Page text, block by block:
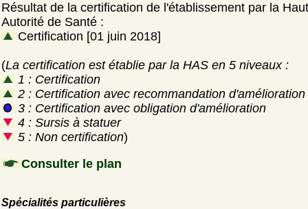
Résultat de la certification de l'établissement par la
Autorité de Santé :
Certification [01 juin 2018]
(La certification est établie par la HAS en 5 niveaux :
1 : Certification
2 : Certification avec recommandation d'amélioration
3 : Certification avec obligation d'amélioration
4 : Sursis à statuer
5 : Non certification)
Consulter le plan
Spécialités particulières